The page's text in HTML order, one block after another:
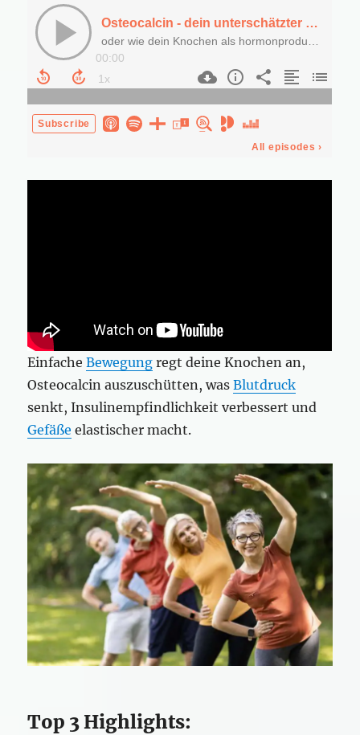
EinfacheBewegung regt deine Knochen an,
Osteocalcin auszuschütten, wasBlutdruck
senkt, Insulinempfindlichkeit verbessert und
Gefäße elastischer macht.
Top 3 Highlights: